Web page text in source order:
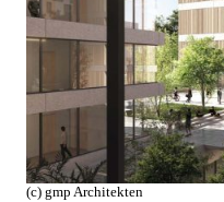
(c) gmp Architekten